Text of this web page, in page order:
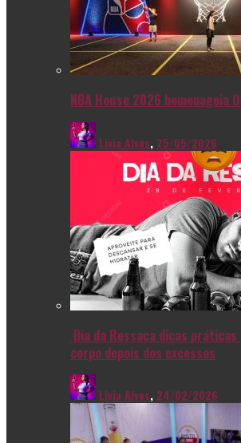
NBA House 2026 homenageia
Livia Alves, 25/05/2026
Dia da Ressaca dicas
corpo depois dos excessos
Livia Alves, 24/02/2026